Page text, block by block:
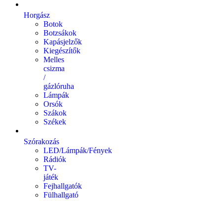
Horgász
Botok
Botzsákok
Kapásjelzők
Kiegészítők
Melles
csizma
/
gázlóruha
Lámpák
Orsók
Szákok
Székek
Szórakozás
LED/Lámpák/Fények
Rádiók
TV-
játék
Fejhallgatók
Fülhallgató